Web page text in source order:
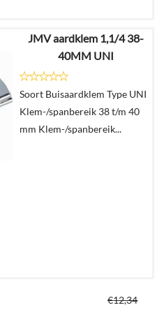
€4,94
€
Details
In
JMV aardklem 1,1/4 38-
40MM UNI
Soort Buisaardklem Type UNI
Klem-/spanbereik 38 t/m 40
mm Klem-/spanbereik...
€12,34